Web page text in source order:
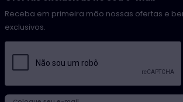
Receba em primeira mão nossas ofertas e
exclusivos.